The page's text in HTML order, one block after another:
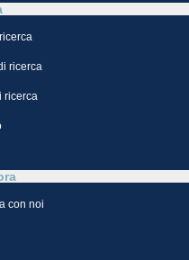
ricerca
ricerca
con noi